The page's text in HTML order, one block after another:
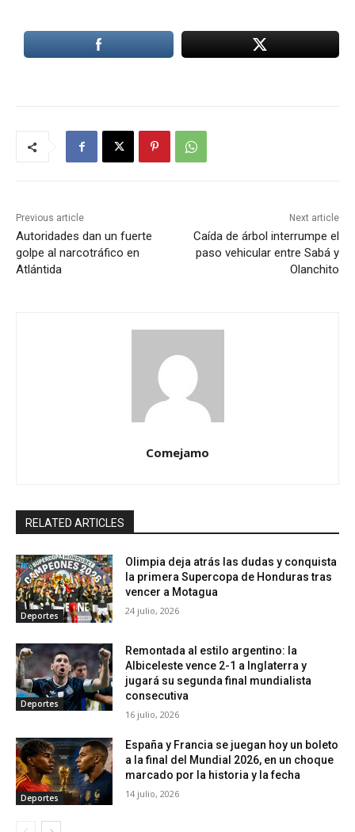
Previous article
Autoridades dan un fuerte
golpe al narcotráfico en
Atlántida
Next article
Caída de árbol interrumpe el
paso vehicular entre Sabá y
Olanchito
Comejamo
RELATED ARTICLES
Deportes
Olimpia deja atrás las dudas y conquista
la primera Supercopa de Honduras tras
vencer a Motagua
24 julio, 2026
Deportes
Remontada al estilo argentino: la
Albiceleste vence 2-1 a Inglaterra y
jugará su segunda final mundialista
consecutiva
16 julio, 2026
Deportes
España y Francia se juegan hoy un boleto
a la final del Mundial 2026, en un choque
marcado por la historia y la fecha
14 julio, 2026